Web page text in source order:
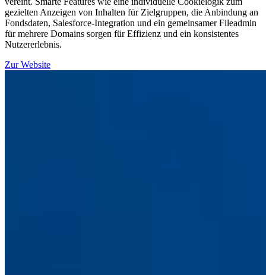
gezielten Anzeigen von Inhalten für Zielgruppen, die Anbindung an
Fondsdaten, Salesforce-Integration und ein gemeinsamer Fileadmin
für mehrere Domains sorgen für Effizienz und ein konsistentes
Nutzererlebnis.
Zur Website